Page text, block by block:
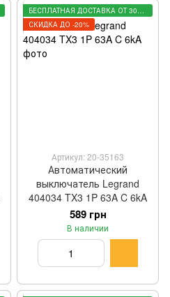
БЕСПЛАТНАЯ ДОСТАВКА ОТ 3000 ГРН
СКИДКА ДО -20%
Артикул: 20-35163
Автоматический
выключатель Legrand
404034 TX3 1P 63A C 6kA
589 грн
В наличии